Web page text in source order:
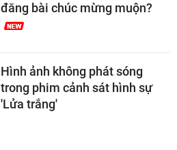
đăng bài chúc mừng muộn?
Hình ảnh không phát sóng
trong phim cảnh sát hình sự
'Lửa trắng'